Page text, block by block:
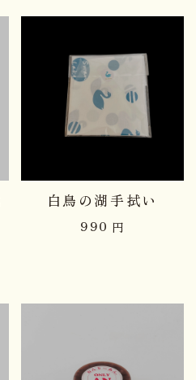
品切れ中
白鳥の湖手拭い
990 円